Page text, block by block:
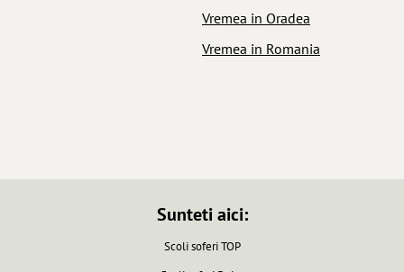
Vremea in Oradea
Vremea in Romania
Sunteti aici:
Scoli soferi TOP